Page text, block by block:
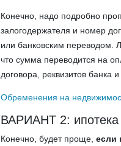
Конечно, надо подробно
залогодержателя и номер
или банковским переводом.
что сумма переводится на
договора, реквизитов банка
Обременения на
ВАРИАНТ 2: ипотека
Конечно, будет проще,если